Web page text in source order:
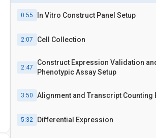
0:55 In Vitro Construct Panel Setup
2:07 Cell Collection
2:47
Construct Expression Validation
Phenotypic Assay Setup
3:50 Alignment and Transcript Counting
5:32 Differential Expression